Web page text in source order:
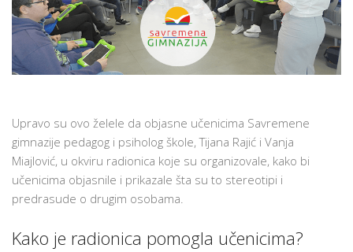
Upravo su ovo želele da objasne učenicima Savremene
gimnazije pedagog i psiholog škole, Tijana Rajić i Vanja
Miajlović, u okviru radionica koje su organizovale, kako bi
učenicima objasnile i prikazale šta su to stereotipi i
predrasude o drugim osobama.
Kako je radionica pomogla učenicima?